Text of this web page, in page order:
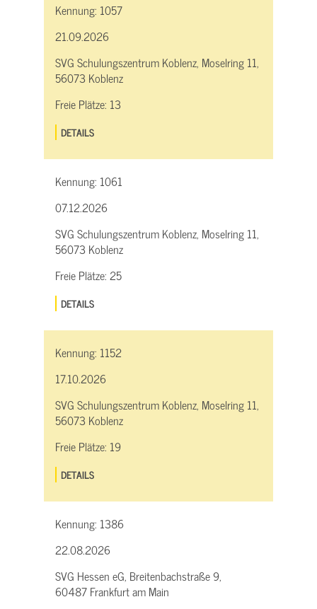
Kennung: 1057
21.09.2026
SVG Schulungszentrum Koblenz, Moselring 11,
56073 Koblenz
Freie Plätze: 13
DETAILS
Kennung: 1061
07.12.2026
SVG Schulungszentrum Koblenz, Moselring 11,
56073 Koblenz
Freie Plätze:25
DETAILS
Kennung: 1152
17.10.2026
SVG Schulungszentrum Koblenz, Moselring 11,
56073 Koblenz
Freie Plätze: 19
DETAILS
Kennung: 1386
22.08.2026
SVG Hessen eG, Breitenbachstraße 9,
60487 Frankfurt am Main